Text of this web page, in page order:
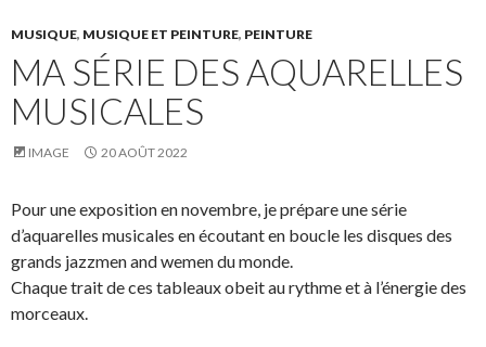
MUSIQUE, MUSIQUE ET PEINTURE, PEINTURE
MA SÉRIE DES AQUARELLES
MUSICALES
IMAGE 20 AOÛT 2022
Pour une exposition en novembre, je prépare une série
d’aquarelles musicales en écoutant en boucle les disques des
grands jazzmen and wemen du monde.
Chaque trait de ces tableaux obeit au rythme et à l’énergie des
morceaux.